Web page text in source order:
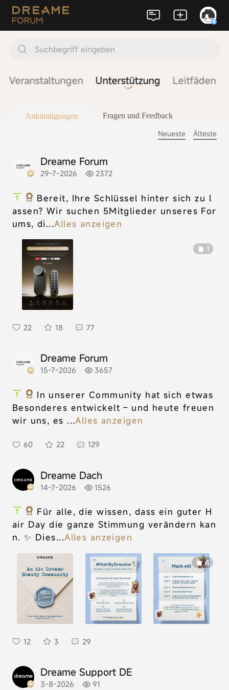
Suchbegriff eingeben
Veranstaltungen Unterstützung Leitfäden
Ankündigungen Fragen und Feedback
Neueste Älteste
Dreame Forum
29-7-2026 2372
Bereit, Ihre Schlüssel hinter sich zu l
assen? Wir suchen 5Mitglieder unseres For
ums, di...Alles anzeigen
1
22 18 77
Dreame Forum
15-7-2026 3657
In unserer Community hat sich etwas
Besonderes entwickelt – und heute freuen
wir uns, es ...Alles anzeigen
60 22 129
Dreame Dach
14-7-2026 1526
Für alle, die wissen, dass ein guter H
air Day die ganze Stimmung verändern kan
n. ✨ Dies...Alles anzeigen
4
12 3 29
Dreame Support DE
3-8-2026 91